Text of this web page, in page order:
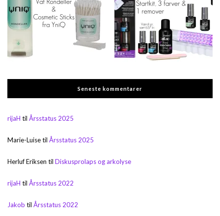
Seneste kommentarer
rijaH til Årsstatus 2025
Marie-Luisetil Årsstatus 2025
Herluf Eriksen til Diskusprolaps og arkolyse
rijaH til Årsstatus 2022
Jakob til Årsstatus 2022